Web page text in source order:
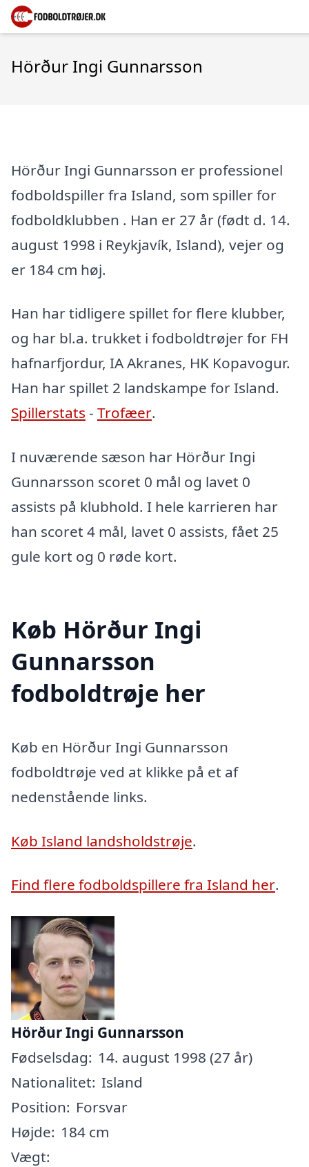
Hörður Ingi Gunnarsson
Hörður Ingi Gunnarsson er professionel
fodboldspiller fra Island, som spiller for
fodboldklubben . Han er 27 år (født d. 14.
august 1998 i Reykjavík, Island), vejer og
er 184 cm høj.
Han har tidligere spillet for flere klubber,
og har bl.a. trukket i fodboldtrøjer for FH
hafnarfjordur, IA Akranes, HK Kopavogur.
Han har spillet 2 landskampe for Island.
Spillerstats - Trofæer.
I nuværende sæson har Hörður Ingi
Gunnarsson scoret 0 mål og lavet 0
assists på klubhold. I hele karrieren har
han scoret 4 mål, lavet 0 assists, fået 25
gule kort og 0 røde kort.
Køb Hörður Ingi
Gunnarsson
fodboldtrøje her
Køb en Hörður Ingi Gunnarsson
fodboldtrøje ved at klikke på et af
nedenstående links.
Køb Island landsholdstrøje.
Find flere fodboldspillere fra Island her.
Hörður Ingi Gunnarsson
Fødselsdag: 14. august 1998 (27 år)
Nationalitet: Island
Position: Forsvar
Højde: 184 cm
Vægt: